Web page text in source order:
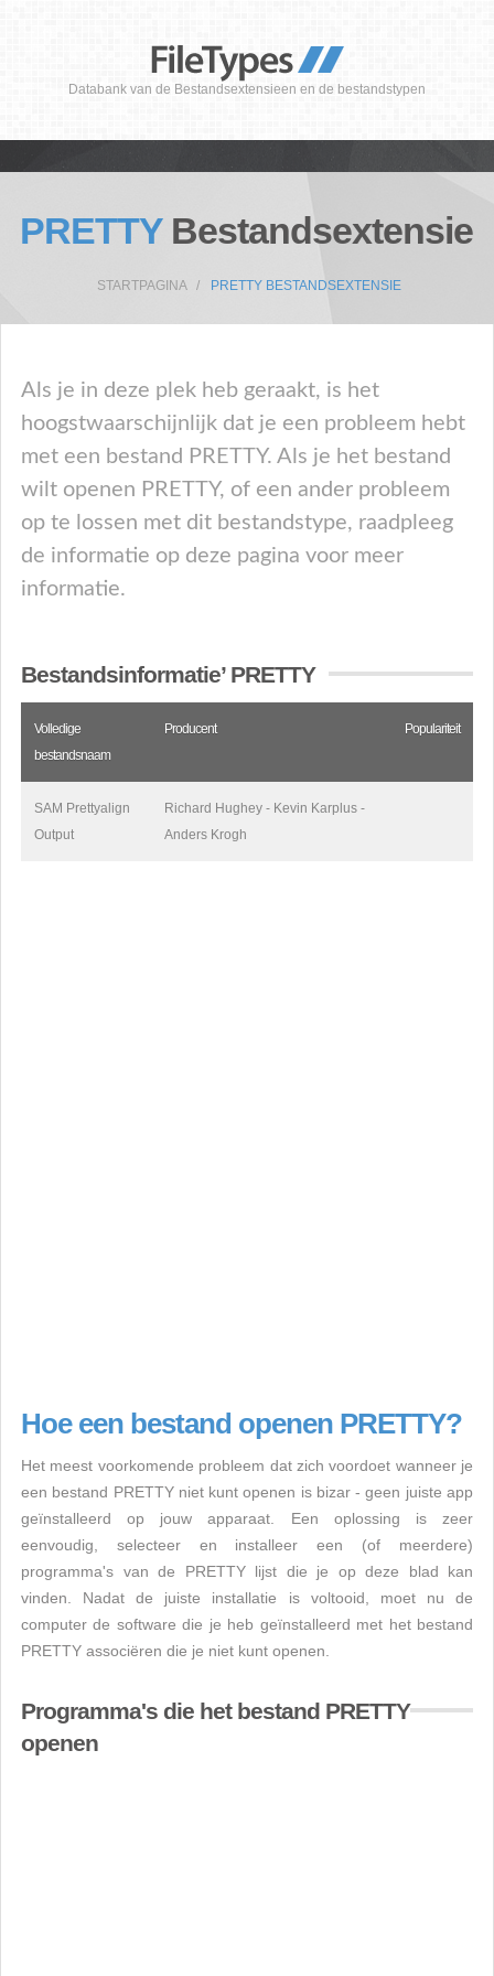
Databank van de Bestandsextensieen en de bestandstypen
PRETTYBestandsextensie
STARTPAGINA PRETTY BESTANDSEXTENSIE
Als je in deze plek heb geraakt, is het
hoogstwaarschijnlijk dat je een probleem hebt
met een bestand PRETTY. Als je het bestand
wilt openen PRETTY, of een ander probleem
op te lossen met dit bestandstype, raadpleeg
de informatie op deze pagina voor meer
informatie.
Bestandsinformatie’ PRETTY
Volledige
bestandsnaam
Producent Populariteit
SAM Prettyalign
Output
Richard Hughey - Kevin Karplus -
Anders Krogh
Hoe een bestand openen PRETTY?
Het meest voorkomende probleem dat zich voordoet wanneer je
een bestand PRETTY niet kunt openen is bizar - geen juiste app
geïnstalleerd op jouw apparaat. Een oplossing is zeer
eenvoudig, selecteer en installeer een (of meerdere)
programma's van de PRETTY lijst die je op deze blad kan
vinden. Nadat de juiste installatie is voltooid, moet nu de
computer de software die je heb geïnstalleerd met het bestand
PRETTY associëren die je niet kunt openen.
Programma's die het bestand PRETTY
openen